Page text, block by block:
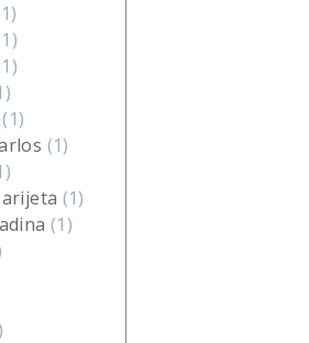
(1)
(1)
(1)
(1)